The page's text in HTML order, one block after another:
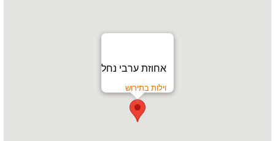
אחוזת ערבי נחל
וילות בתירוש